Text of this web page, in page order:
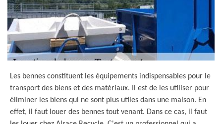
Les bennes constituent les équipements indispensables pour le
transport des biens et des matériaux. Il est de les utiliser pour
éliminer les biens qui ne sont plus utiles dans une maison. En
effet, il faut louer des bennes tout venant. Dans ce cas, il faut